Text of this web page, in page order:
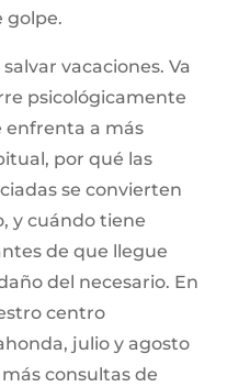
golpe.
vacaciones. Va
psicológicamente
enfrenta a más
por qué las
se convierten
y cuándo tiene
de que llegue
del necesario. En
centro
julio y agosto
consultas de